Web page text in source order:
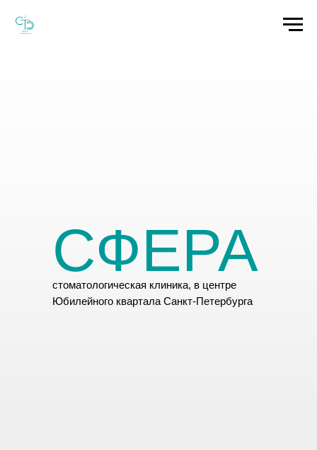
стоматологическая клиника, в центре
Юбилейного квартала Санкт-Петербурга
СФЕРА